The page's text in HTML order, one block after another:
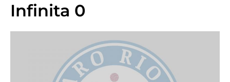
Infinita 0